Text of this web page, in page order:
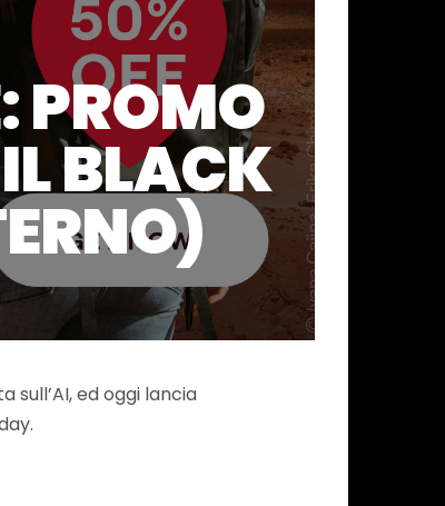
PROMO
BLACK
ed oggi lancia